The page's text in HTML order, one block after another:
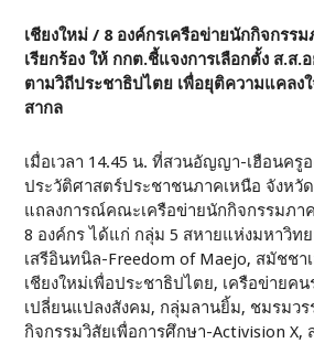
เชียงใหม่ / 8 องค์กรเครือข่ายนักกิจกรร
เรียกร้อง ให้ กกต.ชี้แจงการเลือกตั้ง ส.ส.
ตามวิถีประชาธิปไตย เพื่อยุติความแคลง
สากล
เมื่อเวลา 14.45 น. ที่สวนอัญญา-เฮือนครู
ประวัติศาสตร์ประชาชนภาคเหนือ จังหวั
แถลงการณ์คณะเครือข่ายนักกิจกรรมภา
8 องค์กร ได้แก่ กลุ่ม 5 สหายแห่งมหาวิท
เสรีอินทนิล-Freedom of Maejo, สมัชชา
เชียงใหม่เพื่อประชาธิปไตย, เครือข่ายค
เปลี่ยนแปลงสังคม, กลุ่มลานยิ้ม, ชมรมว
กิจกรรมวิสัยเพื่อการศึกษา-Activision X,